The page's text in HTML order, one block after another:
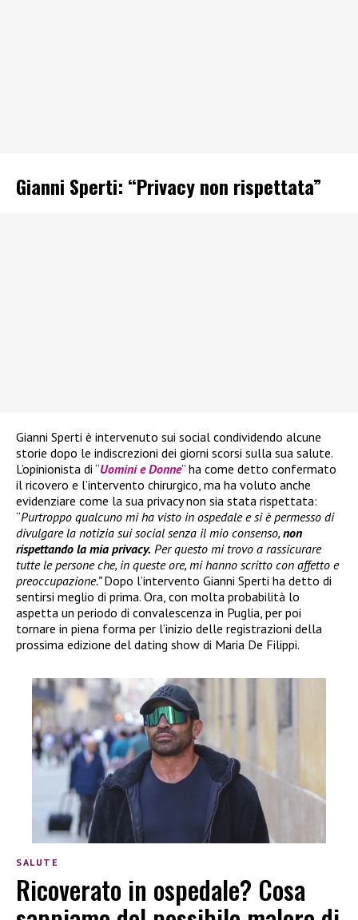
Gianni Sperti: “Privacy non rispettata”
Gianni Sperti è intervenuto sui social condividendo alcune
storie dopo le indiscrezioni dei giorni scorsi sulla sua salute.
L’opinionista di “Uomini e Donne” ha come detto confermato
il ricovero e l’intervento chirurgico, ma ha voluto anche
evidenziare come la sua privacy non sia stata rispettata:
“Purtroppo qualcuno mi ha visto in ospedale e si è permesso di
divulgare la notizia sui social senza il mio consenso, non
rispettando la mia privacy. Per questo mi trovo a rassicurare
tutte le persone che, in queste ore, mi hanno scritto con affetto e
preoccupazione.”Dopo l’intervento Gianni Sperti ha detto di
sentirsi meglio di prima. Ora, con molta probabilità lo
aspetta un periodo di convalescenza in Puglia, per poi
tornare in piena forma per l’inizio delle registrazioni della
prossima edizione del dating show di Maria De Filippi.
SALUTE
Ricoverato in ospedale? Cosa